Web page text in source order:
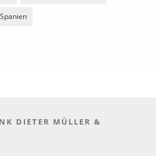
DIETER MÜLLER &